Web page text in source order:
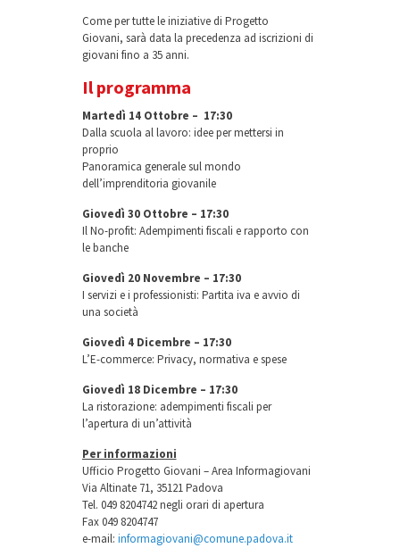
Come per tutte le iniziative di Progetto
Giovani, sarà data la precedenza ad iscrizioni di
giovani fino a 35 anni.
Il programma
Martedì 14 Ottobre – 17:30
Dalla scuola al lavoro: idee per mettersi in
proprio
Panoramica generale sul mondo
dell’imprenditoria giovanile
Giovedì 30 Ottobre – 17:30
Il No-profit: Adempimenti fiscali e rapporto con
le banche
Giovedì 20 Novembre – 17:30
I servizi e i professionisti: Partita iva e avvio di
una società
Giovedì 4 Dicembre – 17:30
L’E-commerce: Privacy, normativa e spese
Giovedì 18 Dicembre – 17:30
La ristorazione: adempimenti fiscali per
l’apertura di un’attività
Per informazioni
Ufficio Progetto Giovani – Area Informagiovani
Via Altinate 71, 35121 Padova
Tel. 049 8204742 negli orari di apertura
Fax 049 8204747
e-mail: informagiovani@comune.padova.it